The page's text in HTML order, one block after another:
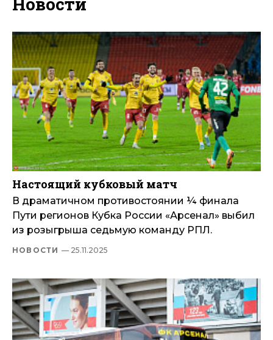
Настоящий кубковый матч
В драматичном противостоянии ¼ финала
Пути регионов Кубка России «Арсенал» выбил
из розыгрыша седьмую команду РПЛ.
НОВОСТИ — 25.11.2025